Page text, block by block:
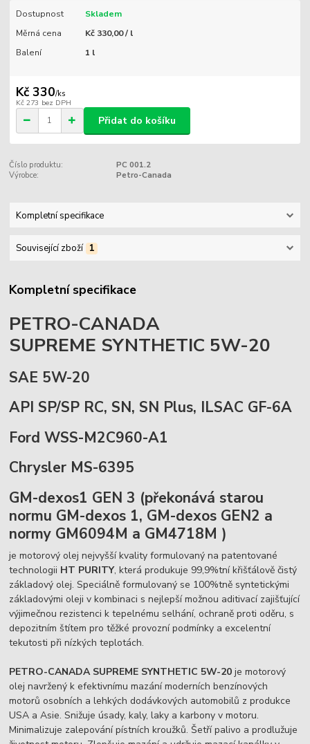
Dostupnost
Skladem
Měrná cena
Kč 330,00 / l
Balení
1 l
Kč 330/ks
Kč 273 bez DPH
Přidat do košíku
Číslo produktu:
PC 001.2
Výrobce:
Petro-Canada
Kompletní specifikace
Související zboží 1
Kompletní specifikace
PETRO-CANADA
SUPREME SYNTHETIC 5W-20
SAE 5W-20
API SP/SP RC, SN, SN Plus, ILSAC GF-6A
Ford WSS-M2C960-A1
Chrysler MS-6395
GM-dexos1 GEN 3 (překonává starou
normu GM-dexos 1, GM-dexos GEN2 a
normy GM6094M a GM4718M )
je motorový olej nejvyšší kvality formulovaný na patentované
technologii HT PURITY, která produkuje 99,9%tní křišťálově čistý
základový olej. Speciálně formulovaný se 100%tně syntetickými
základovými oleji v kombinaci s nejlepší možnou aditivací zajišťující
výjimečnou rezistenci k tepelnému selhání, ochraně proti oděru, s
depozitním štítem pro těžké provozní podmínky a excelentní
tekutosti při nízkých teplotách.
PETRO-CANADA SUPREME SYNTHETIC 5W-20 je motorový
olej navržený k efektivnímu mazání moderních benzínových
motorů osobních a lehkých dodávkových automobilů z produkce
USA a Asie. Snižuje úsady, kaly, laky a karbony v motoru.
Minimalizuje zalepování pístních kroužků. Šetří palivo a prodlužuje